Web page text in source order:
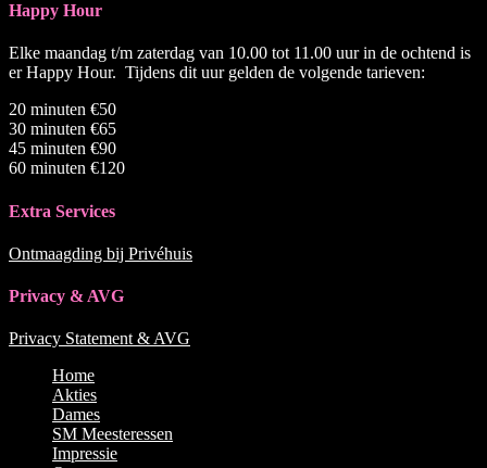
Happy Hour
Elke maandag t/m zaterdag van 10.00 tot 11.00 uur in de ochtend is
er Happy Hour. Tijdens dit uur gelden de volgende tarieven:
20 minuten €50
30 minuten €65
45 minuten €90
60 minuten €120
Extra Services
Ontmaagding bij Privéhuis
Privacy & AVG
Privacy Statement & AVG
scrollen
Home
Akties
Dames
SM Meesteressen
Impressie